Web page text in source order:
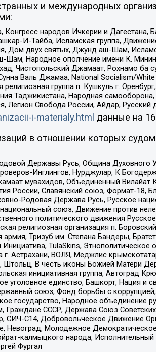
и международных
народов Ичкерии и Дагестана,
И-Тайба, Исламская группа,
Дом двух святых, Джунд аш-Шам,
Народное ополчение имени К.
Чистопольский Джамаат, Рохнамо ба
Валь Джамаа, National Socialism/White
группа п. Кушкуль г.
Таджикистана, Народная
Свобода России, Айдар, Русский
i-materialy.html данные на
в отношении которых
Державы Русь, Община Духовного
Инглингов, Нурджулар, К
мувахидов, Объединенный Вилайат
России, Славянский союз, Формат-18,
Родовая Держава Русь, Русское
союз, Движение против
политического движения
религиозная организация п.
Тризуб им. Степана Бандеры,
TulaSkins, Этнополитическое
Астрахани, ВОЛЯ, Меджлис
В честь иконы Божией Матери
инициативная группа, Автоград
уголовное единство, Башкорт, Нация и
союз, Фонд борьбы с
государство, Народное объединение
СССР, Держава Союз
СИЧ-С14, Добровольческое Движение
Невоград, Молодежное
калмыцкого народа,
Фургал